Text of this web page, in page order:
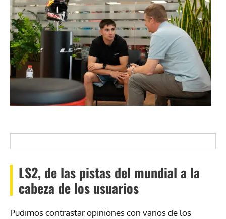
LS2, de las pistas del mundial a la
cabeza de los usuarios
Pudimos contrastar opiniones con varios de los